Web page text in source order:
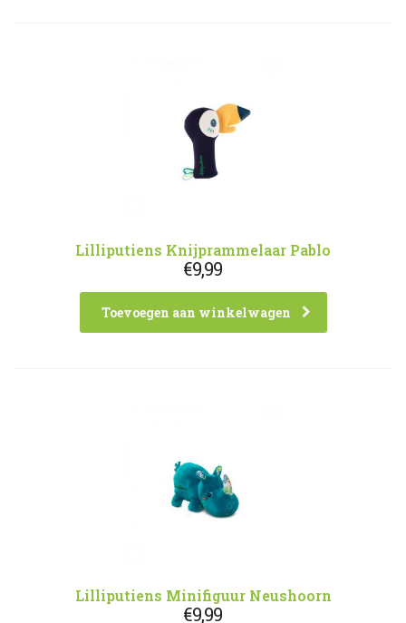
Lilliputiens Knijprammelaar Pablo
€9,99
Toevoegen aan winkelwagen
Lilliputiens Minifiguur Neushoorn
€9,99